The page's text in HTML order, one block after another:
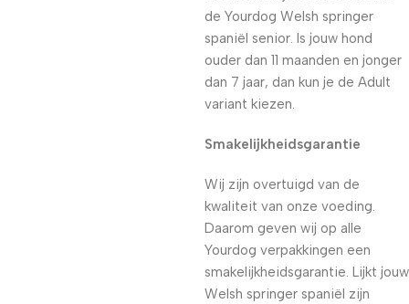
de Yourdog Welsh springer
spaniël senior. Is jouw hond
ouder dan 11 maanden en jonger
dan 7 jaar, dan kun je de Adult
variant kiezen.
Smakelijkheidsgarantie
Wij zijn overtuigd van de
kwaliteit van onze voeding.
Daarom geven wij op alle
Yourdog verpakkingen een
smakelijkheidsgarantie. Lijkt jouw
Welsh springer spaniël zijn